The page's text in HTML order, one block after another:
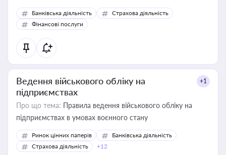
Банківська діяльність
Страхова діяльність
Фінансові послуги
Ведення військового обліку на
підприємствах
+1
Про що тема: Правила ведення військового обліку на
підприємствах в умовах воєнного стану
Ринок цінних паперів
Банківська діяльність
Страхова діяльність
+12